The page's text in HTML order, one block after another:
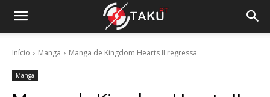
Início Manga Manga de Kingdom Hearts II regressa
Manga